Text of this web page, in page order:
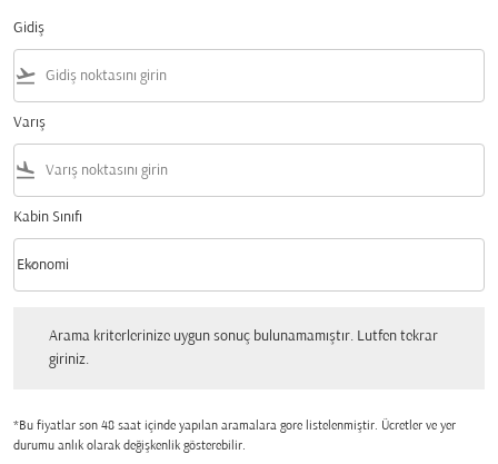
Gidiş
flight_takeoff
Varış
flight_land
Kabin Sınıfı
Kabin Sınıfı option Ekonomi Selected
Ekonomi
keyboard_arrow_down
Arama kriterlerinize uygun sonuç bulunamamıştır. Lutfen tekrar
giriniz.
*Bu fiyatlar son 48 saat içinde yapılan aramalara gore listelenmiştir. Ücretler ve yer
durumu anlık olarak değişkenlik gösterebilir.